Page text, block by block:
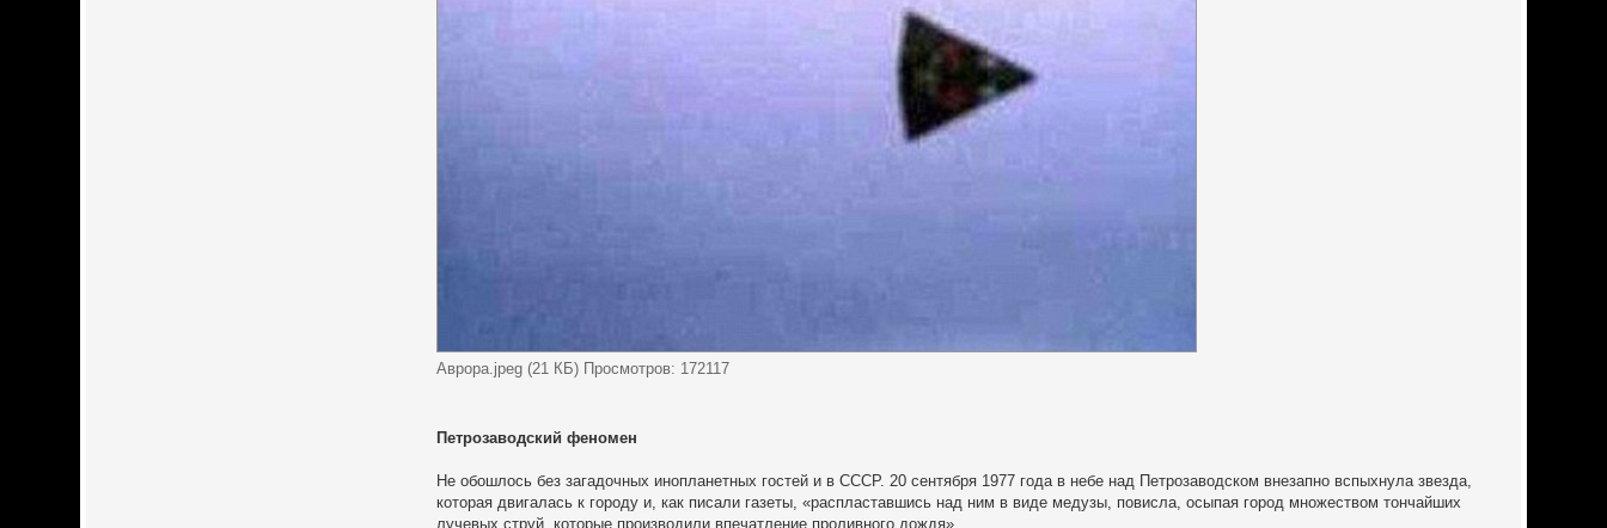
Аврора.jpeg (21 КБ) Просмотров: 172117
Петрозаводский феномен
Не обошлось без загадочных инопланетных гостей и в СССР. 20 сентября 1977 года в небе над Петрозаводском внезапно вспыхнула звезда,
которая двигалась к городу и, как писали газеты, «распластавшись над ним в виде медузы, повисла, осыпая город множеством тончайших
лучевых струй, которые производили впечатление проливного дождя».